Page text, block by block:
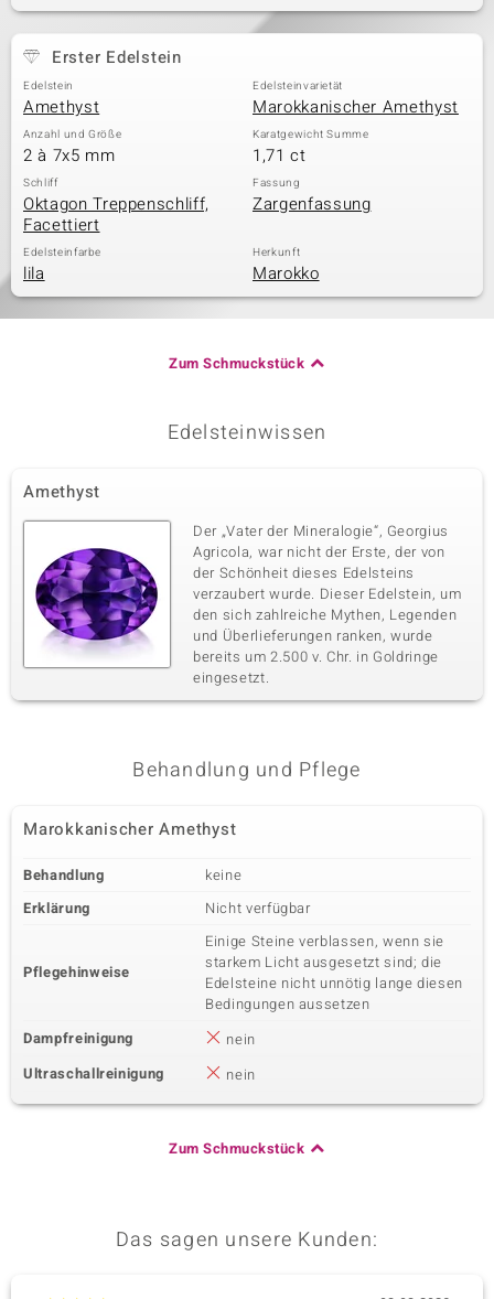
Erster Edelstein
Edelstein
Amethyst
Edelsteinvarietät
Marokkanischer Amethyst
Anzahl und Größe
2 à 7x5 mm
Karatgewicht Summe
1,71 ct
Schliff
Oktagon Treppenschliff,
Facettiert
Fassung
Zargenfassung
Edelsteinfarbe
lila
Herkunft
Marokko
Zum Schmuckstück
Edelsteinwissen
Amethyst
Der „Vater der Mineralogie“, Georgius
Agricola, war nicht der Erste, der von
der Schönheit dieses Edelsteins
verzaubert wurde. Dieser Edelstein, um
den sich zahlreiche Mythen, Legenden
und Überlieferungen ranken, wurde
bereits um 2.500 v. Chr. in Goldringe
eingesetzt.
Behandlung und Pflege
Marokkanischer Amethyst
Behandlung
keine
Erklärung
Nicht verfügbar
Pflegehinweise
Einige Steine verblassen, wenn sie
starkem Licht ausgesetzt sind; die
Edelsteine nicht unnötig lange diesen
Bedingungen aussetzen
Dampfreinigung
nein
Ultraschallreinigung
nein
Zum Schmuckstück
Das sagen unsere Kunden: